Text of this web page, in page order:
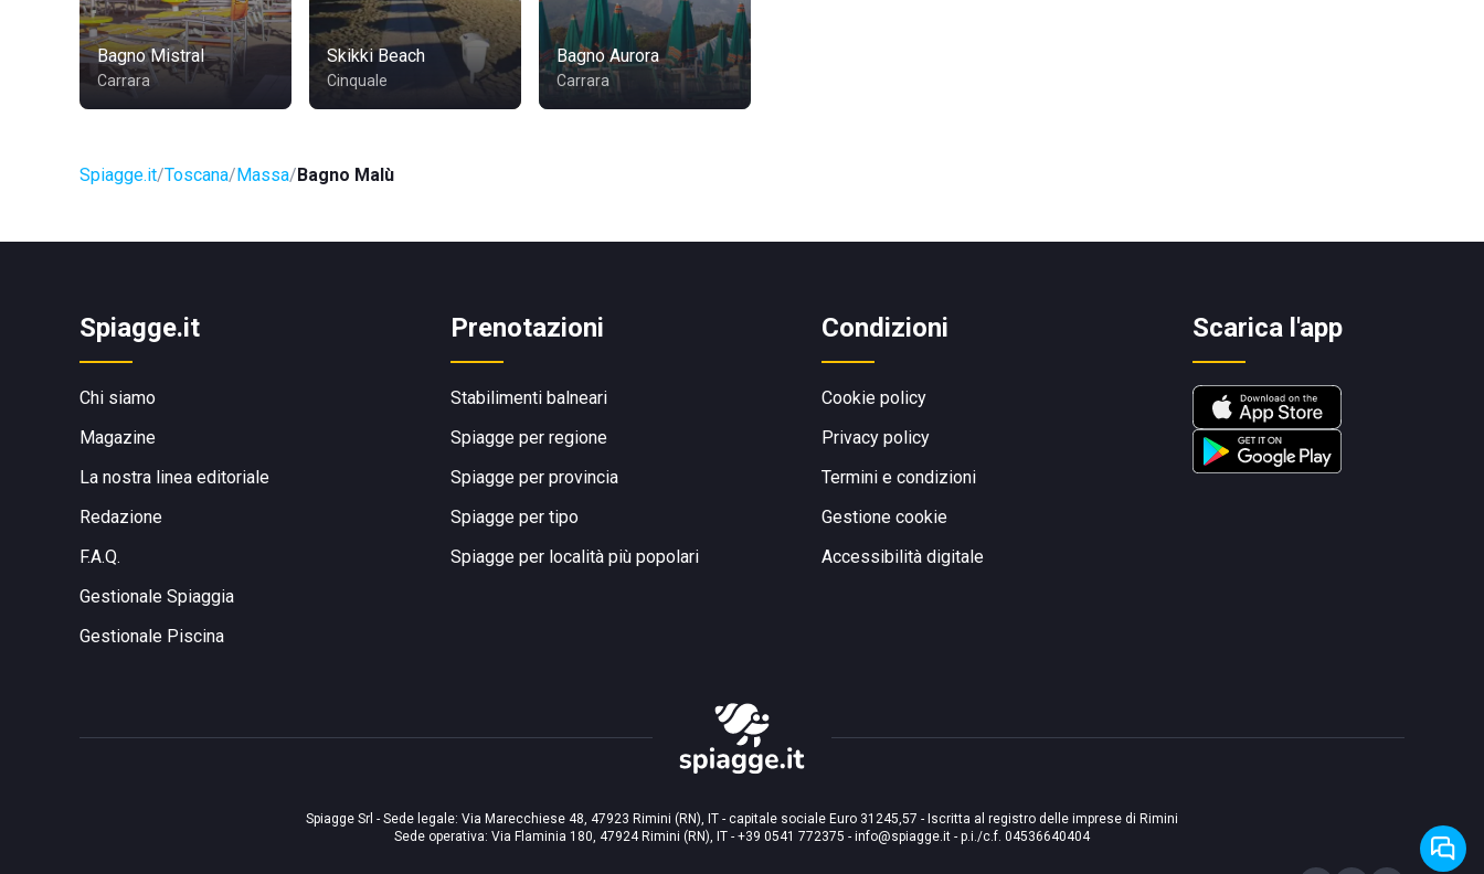
Bagno Mistral
Carrara
Skikki Beach
Cinquale
Bagno Aurora
Carrara
Spiagge.it Toscana Massa Bagno Malù
Spiagge.it
Chi siamo
Magazine
La nostra linea editoriale
Redazione
F.A.Q.
Gestionale Spiaggia
Gestionale Piscina
Prenotazioni
Stabilimenti balneari
Spiagge per regione
Spiagge per provincia
Spiagge per tipo
Spiagge per località più popolari
Condizioni
Cookie policy
Privacy policy
Termini e condizioni
Gestione cookie
Accessibilità digitale
Scarica l'app
Spiagge Srl - Sede legale: Via Marecchiese 48, 47923 Rimini (RN), IT - capitale sociale Euro 31245,57 - Iscritta al registro delle imprese di Rimini
Sede operativa: Via Flaminia 180, 47924 Rimini (RN), IT - +39 0541 772375 - info@spiagge.it - p.i./c.f. 04536640404